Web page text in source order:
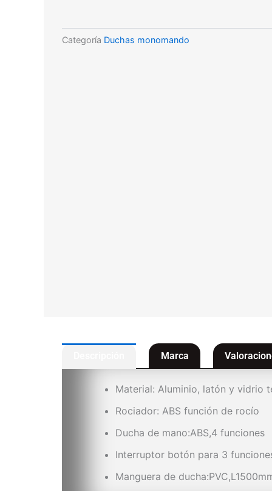
Categoría Duchas monomando
Marca
Material: Aluminio, latón y vidrio
Rociador: ABS función de rocío
Ducha de mano:ABS,4 funciones
Interruptor botón para 3
Manguera de